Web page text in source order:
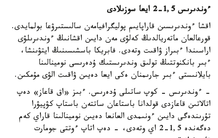
ءوندىرىس 1,5-2 ايعا سوزىلادى
اقشا ءوندىرىسىن قاراپايىم پوليگرافيامەن سالىستىرۋعا بولمايدى.
قورعالعان ماتەريالدىڭ كەلۋى مەن دايىن اقشانىڭ ءوندىرىلۋى
اراسىندا ءبىراز ۋاقىت وتەدى. فابريكا باسشىسىنىڭ ايتۋىنشا،
ءبىر بانكنوتتىڭ تولىق وندىرىستىك ۇدەرىسى نومينالىنا
بايلانىستى ءبىر جارىمنان ەكى ايعا دەيىن ۋاقىت الۋى مۇمكىن.
- ءوندىرىس - كوپ ساتىلى ۇدەرىس. ءبىز «اق قاعاز» دەپ
اتالاتىن قاعازدى قولدانا باستاعان ساتتەن باستاپ كۋپيۋرا
تۇرىندەگى دايىن ءونىمدى العانعا دەيىن نومينالىنا قاراي كەم
دەگەندە 1,5-2 اي وتەدى، - دەپ اتاپ ءوتتى جومارت